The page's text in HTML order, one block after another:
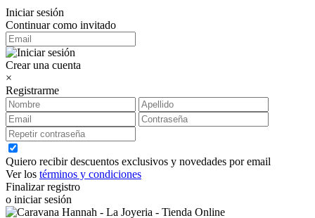
Iniciar sesión
Continuar como invitado
Crear una cuenta
×
Registrarme
Quiero recibir descuentos exclusivos y novedades por email
Ver los términos y condiciones
Finalizar registro
o iniciar sesión